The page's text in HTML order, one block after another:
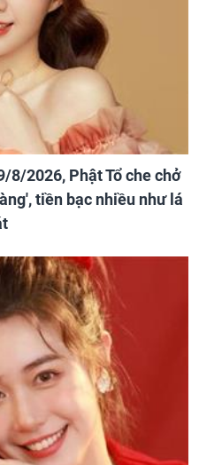
8/2026, Phật Tổ che chở
tiền bạc nhiều như lá